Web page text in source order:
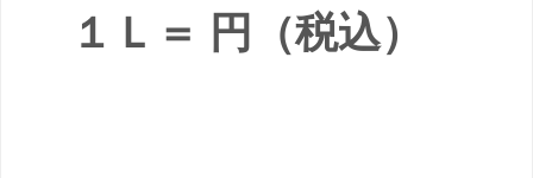
１Ｌ＝ 円（税込）